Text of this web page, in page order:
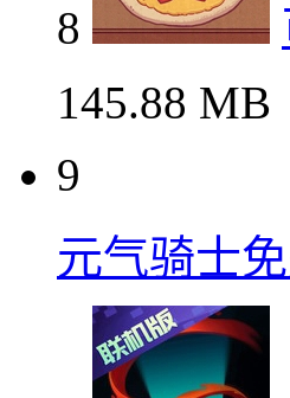
8
145.88 MB
9
元气骑士